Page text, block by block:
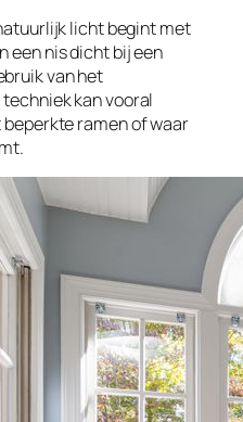
licht begint met
een nis dicht bij een
van het
kan vooral
ramen of waar